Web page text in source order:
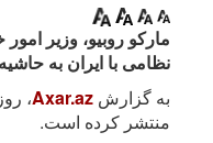
مارکو روبیو، وزیر
نظامی با ایران به
به گزارش Axar.az،
منتشر کرده است.